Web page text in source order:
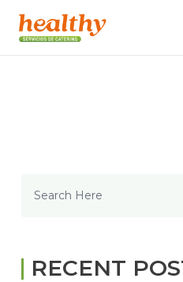
for:
RECENT